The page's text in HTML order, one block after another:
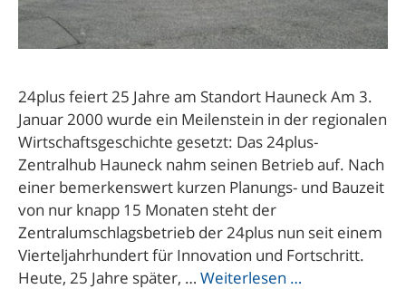
24plus feiert 25 Jahre am Standort Hauneck Am 3.
Januar 2000 wurde ein Meilenstein in der regionalen
Wirtschaftsgeschichte gesetzt: Das 24plus-
Zentralhub Hauneck nahm seinen Betrieb auf. Nach
einer bemerkenswert kurzen Planungs- und Bauzeit
von nur knapp 15 Monaten steht der
Zentralumschlagsbetrieb der 24plus nun seit einem
Vierteljahrhundert für Innovation und Fortschritt.
Heute, 25 Jahre später, … Weiterlesen …